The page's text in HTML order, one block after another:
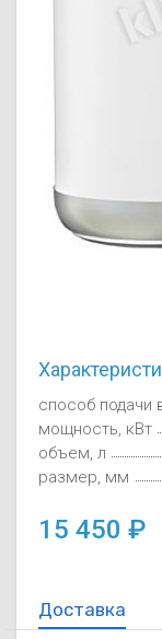
способ подачи
мощность, кВт
объем, л
размер, мм
15 450
Доставка